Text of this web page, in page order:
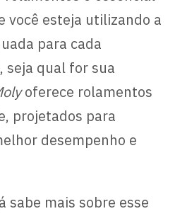
você esteja utilizando a
para cada
seja qual for sua
oferece rolamentos
projetados para
desempenho e
sabe mais sobre esse